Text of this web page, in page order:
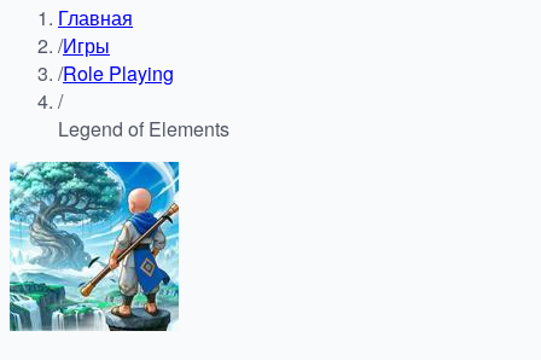
Главная
/Игры
/Role Playing
/
Legend of Elements